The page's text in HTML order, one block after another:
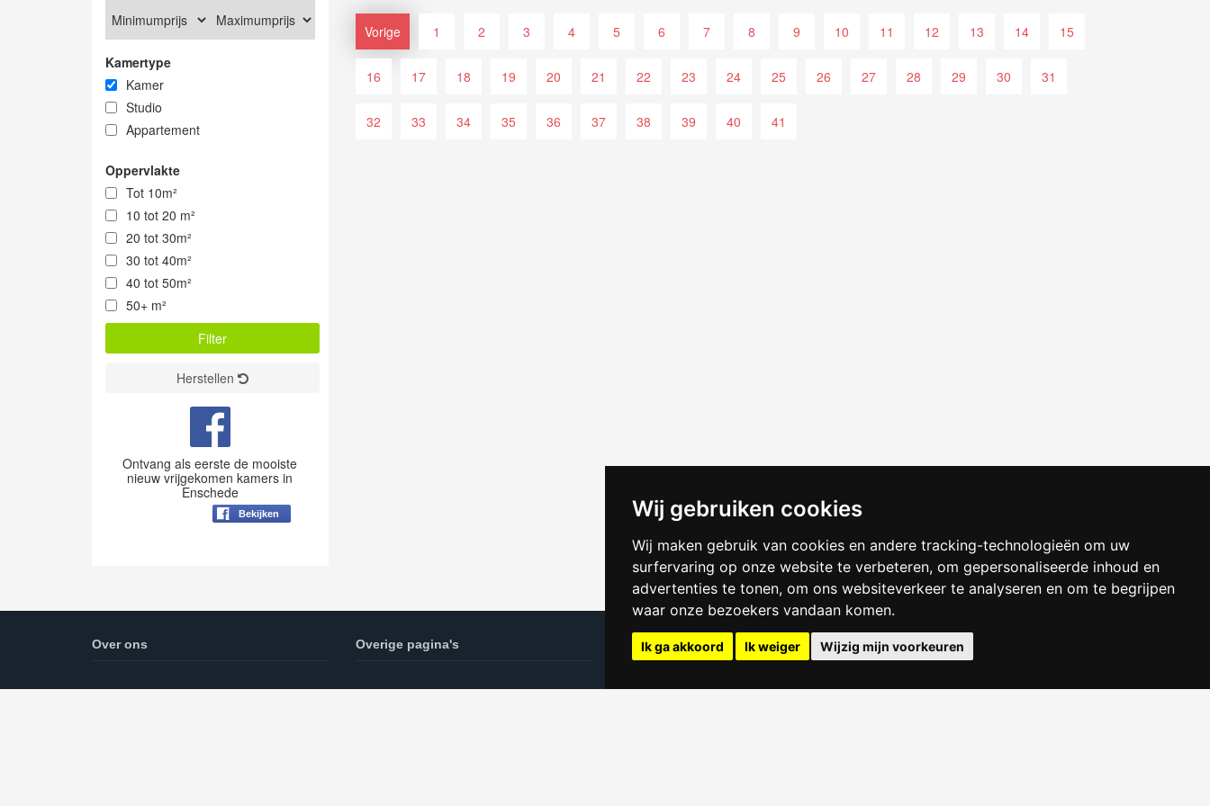
Wij gebruiken cookies
Wij maken gebruik van cookies en andere tracking-technologieën om uw
surfervaring op onze website te verbeteren, om gepersonaliseerde inhoud en
advertenties te tonen, om ons websiteverkeer te analyseren en om te begrijpen
waar onze bezoekers vandaan komen.
Ik ga akkoord Ik weiger Wijzig mijn voorkeuren
Kamertype
Kamer
Studio
Appartement
Oppervlakte
Tot 10m²
10 tot 20 m²
20 tot 30m²
30 tot 40m²
40 tot 50m²
50+ m²
Herstellen
Ontvang als eerste de mooiste
nieuw vrijgekomen kamers in
Enschede
Bekijken
Vorige 1 2 3 4 5 6 7 8 9 10 11 12 13 14 15
16 17 18 19 20 21 22 23 24 25 26 27 28 29 30 31
32 33 34 35 36 37 38 39 40 41
Over ons Overige pagina's Kamer websites